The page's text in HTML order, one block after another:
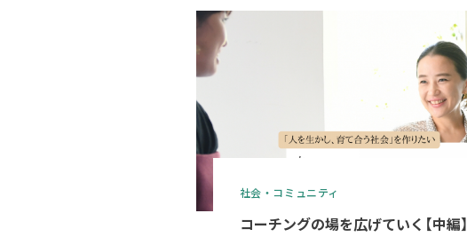
社会・コミュニティ
コーチングの場を広げていく【中編】